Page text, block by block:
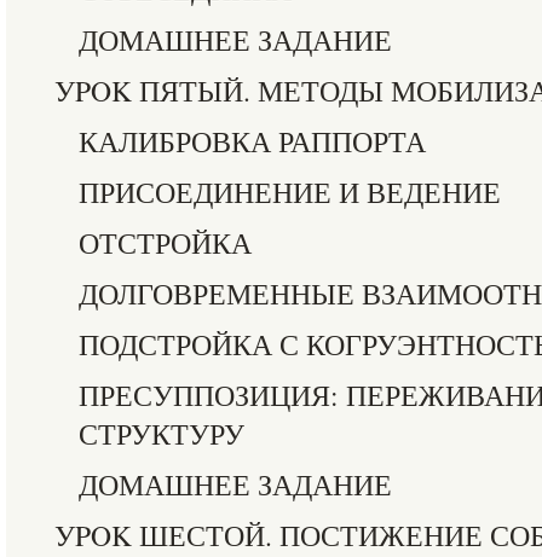
ДОМАШНЕЕ ЗАДАНИЕ
УPOK ПЯТЫЙ. МЕТОДЫ
КАЛИБРОВКА РАППОРТА
ПРИСОЕДИНЕНИЕ И ВЕДЕНИЕ
ОТСТРОЙКА
ДОЛГОВРЕМЕННЫЕ
ПОДСТРОЙКА С
ПРЕСУППОЗИЦИЯ:
СТРУКТУРУ
ДОМАШНЕЕ ЗАДАНИЕ
УPOK ШЕСТОЙ. ПОСТИЖЕНИЕ